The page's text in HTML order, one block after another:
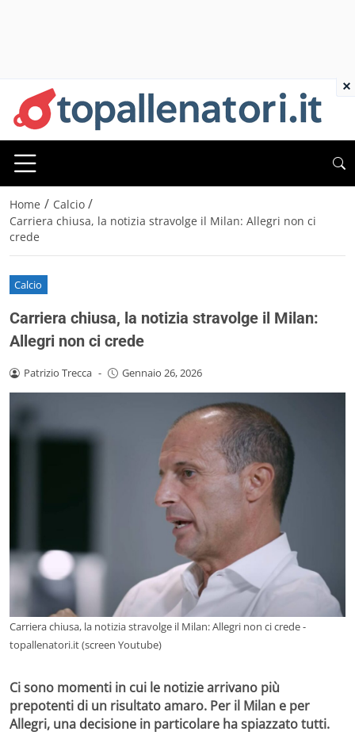
Home / Calcio /
Carriera chiusa, la notizia stravolge il Milan: Allegri non ci
crede
Calcio
Carriera chiusa, la notizia stravolge il Milan:
Allegri non ci crede
Patrizio Trecca - Gennaio 26, 2026
Carriera chiusa, la notizia stravolge il Milan: Allegri non ci crede -
topallenatori.it (screen Youtube)
Ci sono momenti in cui le notizie arrivano più
prepotenti di un risultato amaro. Per il Milan e per
Allegri, una decisione in particolare ha spiazzato tutti.
×